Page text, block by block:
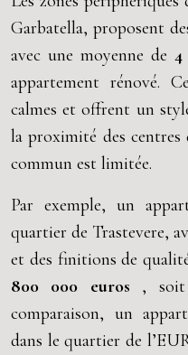
Garbatella, proposent
avec une moyenne de
appartement rénové.
calmes et offrent un
la proximité des centres
commun est limitée.
Par exemple, un
quartier de Trastevere,
et des finitions de
800 000 euros , soit
comparaison, un
dans le quartier de